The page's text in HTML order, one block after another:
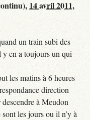
14 avril 2011,
un train subi des
en a toujours un qui
les matins à 6 heures
direction
à Meudon
les jours ou il n’y à